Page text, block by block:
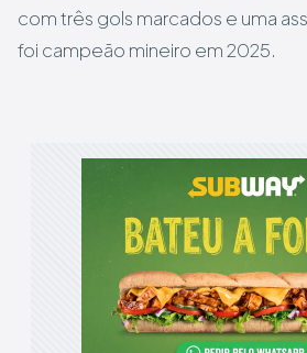
com três gols marcados e uma
foi campeão mineiro em 2025.